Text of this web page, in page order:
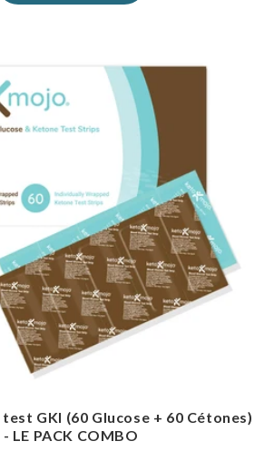
GKI (60 Glucose + 60 Cétones)
- LE PACK COMBO